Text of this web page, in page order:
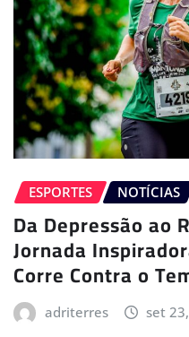
ESPORTES NOTÍCIAS
Da Depressão ao
Jornada
Corre Contra o
adriterres set